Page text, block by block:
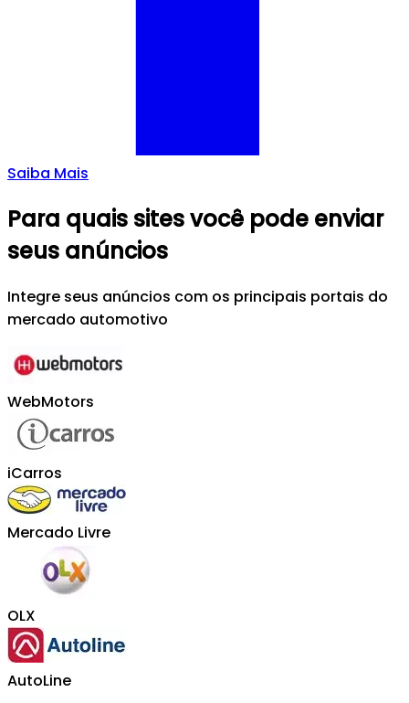
Saiba Mais
Para quais sites você pode enviar
seus anúncios
Integre seus anúncios com os principais portais do
mercado automotivo
WebMotors
iCarros
Mercado Livre
OLX
AutoLine